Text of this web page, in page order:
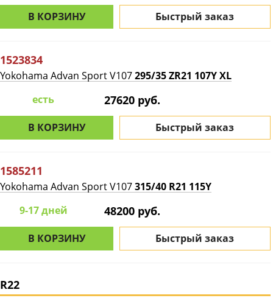
В КОРЗИНУ Быстрый заказ
1523834
Yokohama Advan Sport V107295/35 ZR21 107Y XL
есть
27620 руб.
В КОРЗИНУ Быстрый заказ
1585211
Yokohama Advan Sport V107315/40 R21 115Y
9-17 дней
48200 руб.
В КОРЗИНУ Быстрый заказ
R22